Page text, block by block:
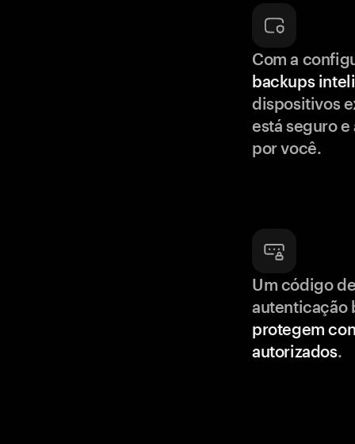
Com a
backups
dispositivos
está seguro
por você.
Um código
autenticação
protegem
autorizados.